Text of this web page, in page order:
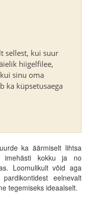
sellest, kui suur
hiigelfilee,
sinu oma
ka küpsetusaega
ka äärmiselt lihtsa
imehästi kokku ja no
Loomulikult võid aga
eelnevalt
tegemiseks ideaalselt.